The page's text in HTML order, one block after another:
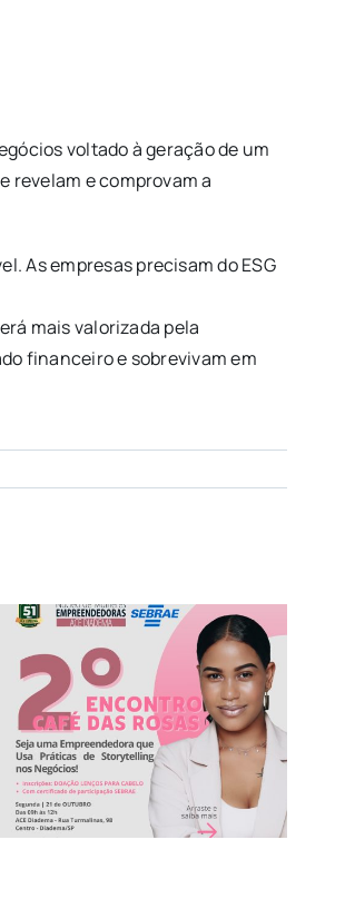
voltado à geração de um
revelam e comprovam a
As empresas precisam do ESG
mais valorizada pela
financeiro e sobrevivam em
Em defesa das MPEs,
Associações
Comerciais levam
reivindicações ao
Congresso Nacional